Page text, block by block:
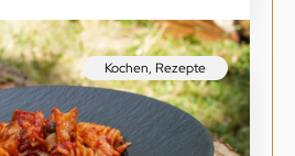
Kochen, Rezepte